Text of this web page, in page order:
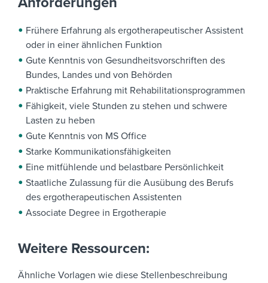
Frühere Erfahrung als ergotherapeutischer Assistent
oder in einer ähnlichen Funktion
Gute Kenntnis von Gesundheitsvorschriften des
Bundes, Landes und von Behörden
Praktische Erfahrung mit Rehabilitationsprogrammen
Fähigkeit, viele Stunden zu stehen und schwere
Lasten zu heben
Gute Kenntnis von MS Office
Starke Kommunikationsfähigkeiten
Eine mitfühlende und belastbare Persönlichkeit
Staatliche Zulassung für die Ausübung des Berufs
des ergotherapeutischen Assistenten
Associate Degree in Ergotherapie
Weitere Ressourcen:
Ähnliche Vorlagen wie diese Stellenbeschreibung